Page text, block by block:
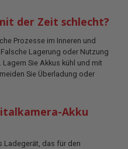
der Zeit schlecht?
Prozesse im Inneren und
Lagerung oder Nutzung
Sie Akkus kühl und mit
Sie Überladung oder
Akku
Ladegerät, das für den